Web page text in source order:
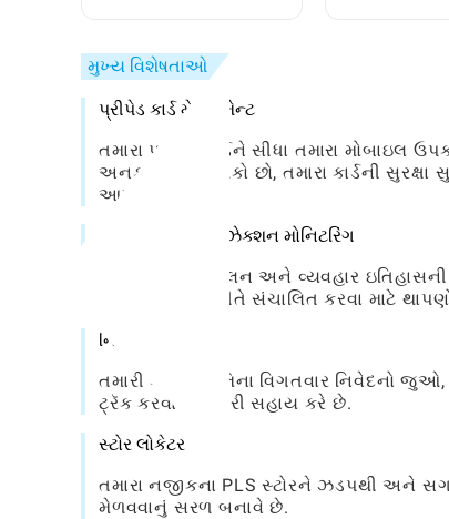
મુખ્ય વિશેષતાઓ
પ્રીપેડ કાર્ડ મેનેજમેન્ટ
તમારા પ્રીપેડ કાર્ડને સીધા તમારા
અનફ્રીઝ કરી શકો છો, તમારા કાર્ડની
આપીને.
બેલેન્સ અને ટ્રાન્ઝેક્શન મોનિટરિંગ
તમારા દૈનિક સંતુલન અને વ્યવહાર
વધુ અસરકારક રીતે સંચાલિત કરવા માટે
નિવેદન જોવાનું
તમારી કાર્ડ પ્રવૃત્તિના વિગતવાર નિવેદનો
ટ્રૅક કરવામાં તમારી સહાય કરે છે.
સ્ટોર લોકેટર
તમારા નજીકના PLS સ્ટોરને ઝડપથી અને
મેળવવાનું સરળ બનાવે છે.